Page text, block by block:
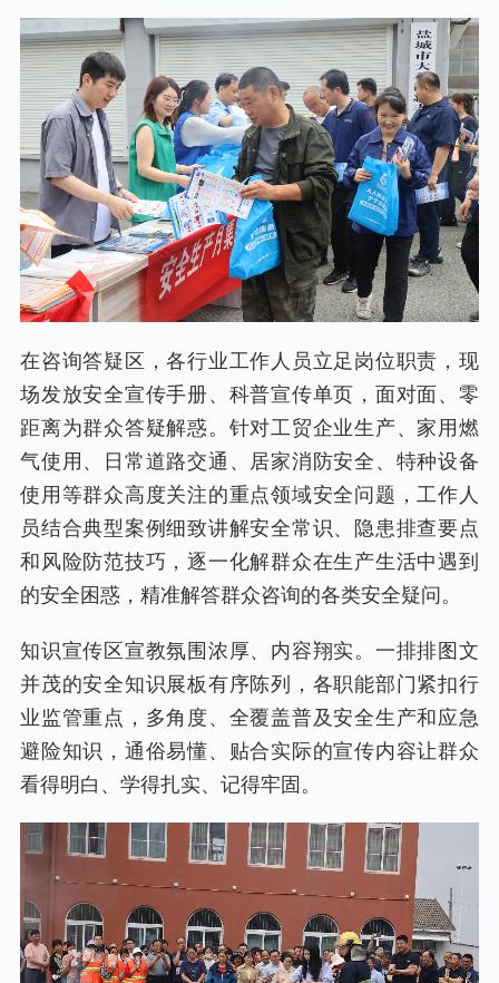
在咨询答疑区，各行业工作人员立足岗位职责，现
场发放安全宣传手册、科普宣传单页，面对面、零
距离为群众答疑解惑。针对工贸企业生产、家用燃
气使用、日常道路交通、居家消防安全、特种设备
使用等群众高度关注的重点领域安全问题，工作人
员结合典型案例细致讲解安全常识、隐患排查要点
和风险防范技巧，逐一化解群众在生产生活中遇到
的安全困惑，精准解答群众咨询的各类安全疑问。
知识宣传区宣教氛围浓厚、内容翔实。一排排图文
并茂的安全知识展板有序陈列，各职能部门紧扣行
业监管重点，多角度、全覆盖普及安全生产和应急
避险知识，通俗易懂、贴合实际的宣传内容让群众
看得明白、学得扎实、记得牢固。